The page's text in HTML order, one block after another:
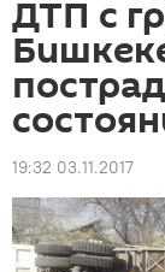
ДТП с
19:32 03.11.2017